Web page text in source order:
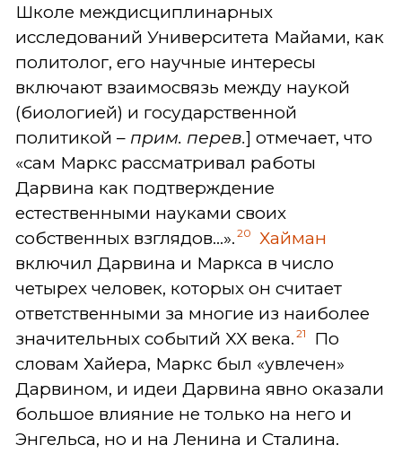
Школе междисциплинарных
исследований Университета Майами, как
политолог, его научные интересы
включают взаимосвязь между наукой
(биологией) и государственной
политикой – прим. перев.] отмечает, что
«сам Маркс рассматривал работы
Дарвина как подтверждение
естественными науками своих
собственных взглядов...». 20
Хайман
включил Дарвина и Маркса в число
четырех человек, которых он считает
ответственными за многие из наиболее
значительных событий XX века. 21
По
словам Хайера, Маркс был «увлечен»
Дарвином, и идеи Дарвина явно оказали
большое влияние не только на него и
Энгельса, но и на Ленина и Сталина.